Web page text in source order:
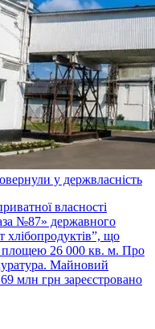
у держвласність
власності
№87» державного
хлібопродуктів”, що
площею 26 000 кв. м. Про
Майновий
млн грн зареєстровано